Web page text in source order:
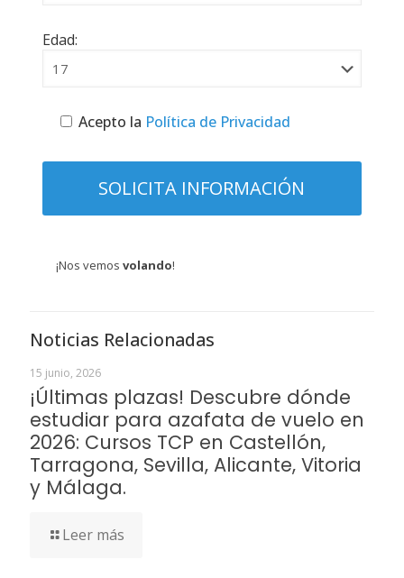
Edad:
Acepto la Política de Privacidad
¡Nos vemos volando!
Noticias Relacionadas
15 junio, 2026
¡Últimas plazas! Descubre dónde
estudiar para azafata de vuelo en
2026: Cursos TCP en Castellón,
Tarragona, Sevilla, Alicante, Vitoria
y Málaga.
Leer más